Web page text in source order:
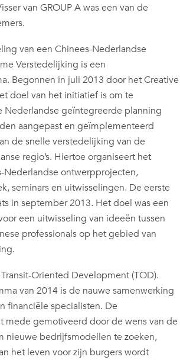
van GROUP A was een van de
van een Chinees-Nederlandse
Verstedelijking is een
Begonnen in juli 2013 door het Creative
doel van het initiatief is om te
Nederlandse geïntegreerde planning
aangepast en geïmplementeerd
de snelle verstedelijking van de
regio’s. Hiertoe organiseert het
Nederlandse ontwerpprojecten,
seminars en uitwisselingen. De eerste
in september 2013. Het doel was een
een uitwisseling van ideeën tussen
professionals op het gebied van
Oriented Development (TOD).
van 2014 is de nauwe samenwerking
financiële specialisten. De
mede gemotiveerd door de wens van de
nieuwe bedrijfsmodellen te zoeken,
het leven voor zijn burgers wordt